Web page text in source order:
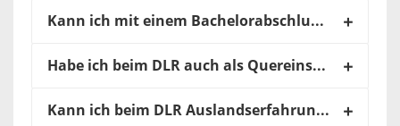
Kann ich mit einem Bachelorabschluss beim DLR einsteigen?
Habe ich beim DLR auch als Quereinsteiger
Kann ich beim DLR Auslandserfahrung sammeln?